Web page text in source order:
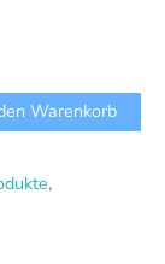
Warenkorb
,